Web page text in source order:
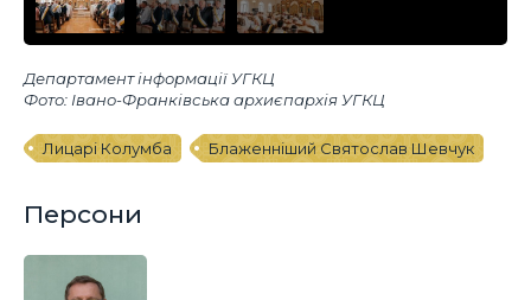
Департамент інформації УГКЦ
Фото: Івано-Франківська архиєпархія УГКЦ
Лицарі Колумба Блаженніший Святослав Шевчук
Персони